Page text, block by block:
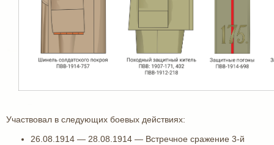
Участвовал в следующих боевых действиях:
26.08.1914 — 28.08.1914 — Встречное сражение 3-й